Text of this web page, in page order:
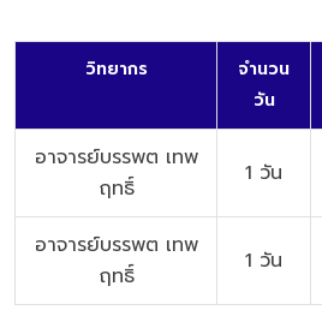
วิทยากร
จำนวน
วัน
อาจารย์บรรพต เทพ
ฤทธิ์
1 วัน
อาจารย์บรรพต เทพ
ฤทธิ์
1 วัน